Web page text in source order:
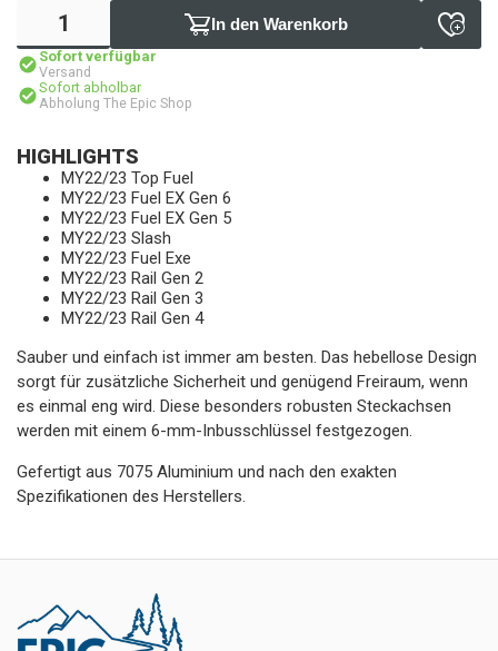
In den Warenkorb
Sofort verfügbar
Versand
Sofort abholbar
Abholung The Epic Shop
HIGHLIGHTS
MY22/23 Top Fuel
MY22/23 Fuel EX Gen 6
MY22/23 Fuel EX Gen 5
MY22/23 Slash
MY22/23 Fuel Exe
MY22/23 Rail Gen 2
MY22/23 Rail Gen 3
MY22/23 Rail Gen 4
Sauber und einfach ist immer am besten. Das hebellose Design
sorgt für zusätzliche Sicherheit und genügend Freiraum, wenn
es einmal eng wird. Diese besonders robusten Steckachsen
werden mit einem 6-mm-Inbusschlüssel festgezogen.
Gefertigt aus 7075 Aluminium und nach den exakten
Spezifikationen des Herstellers.